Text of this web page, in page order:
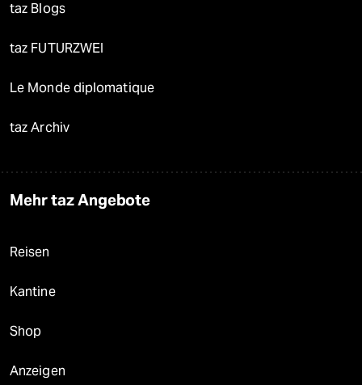
taz Blogs
taz FUTURZWEI
Le Monde diplomatique
taz Archiv
Mehr taz Angebote
Reisen
Kantine
Shop
Anzeigen